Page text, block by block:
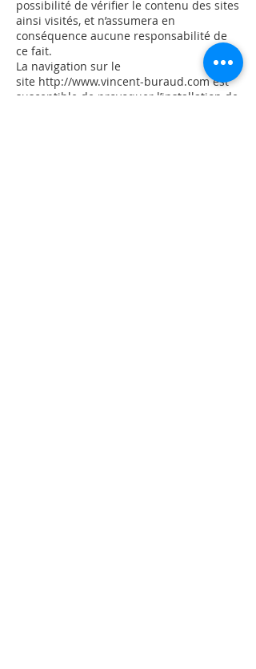
possibilité de vérifier le contenu des sites
ainsi visités, et n’assumera en
conséquence aucune responsabilité de
ce fait.
La navigation sur le
site http://www.vincent-buraud.comest
susceptible de provoquer l’installation de